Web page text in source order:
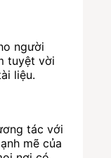
người
tuyệt vời
liệu.
tác với
mẽ của